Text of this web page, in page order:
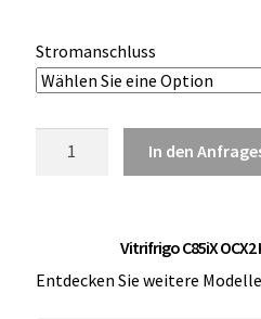
FAQ´s zur Website
Konfigurator
Stromanschluss
Kühlschrank
Edelstahl
In den
Vitrifrigo C85iX
Entdecken Sie weitere